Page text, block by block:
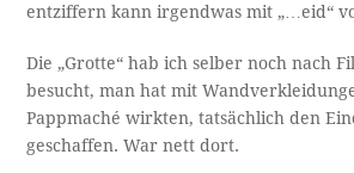
entziffern kann irgendwas mit „…eid“
Die „Grotte“ hab ich selber noch nach
besucht, man hat mit
Pappmaché wirkten, tatsächlich den
geschaffen. War nett dort.